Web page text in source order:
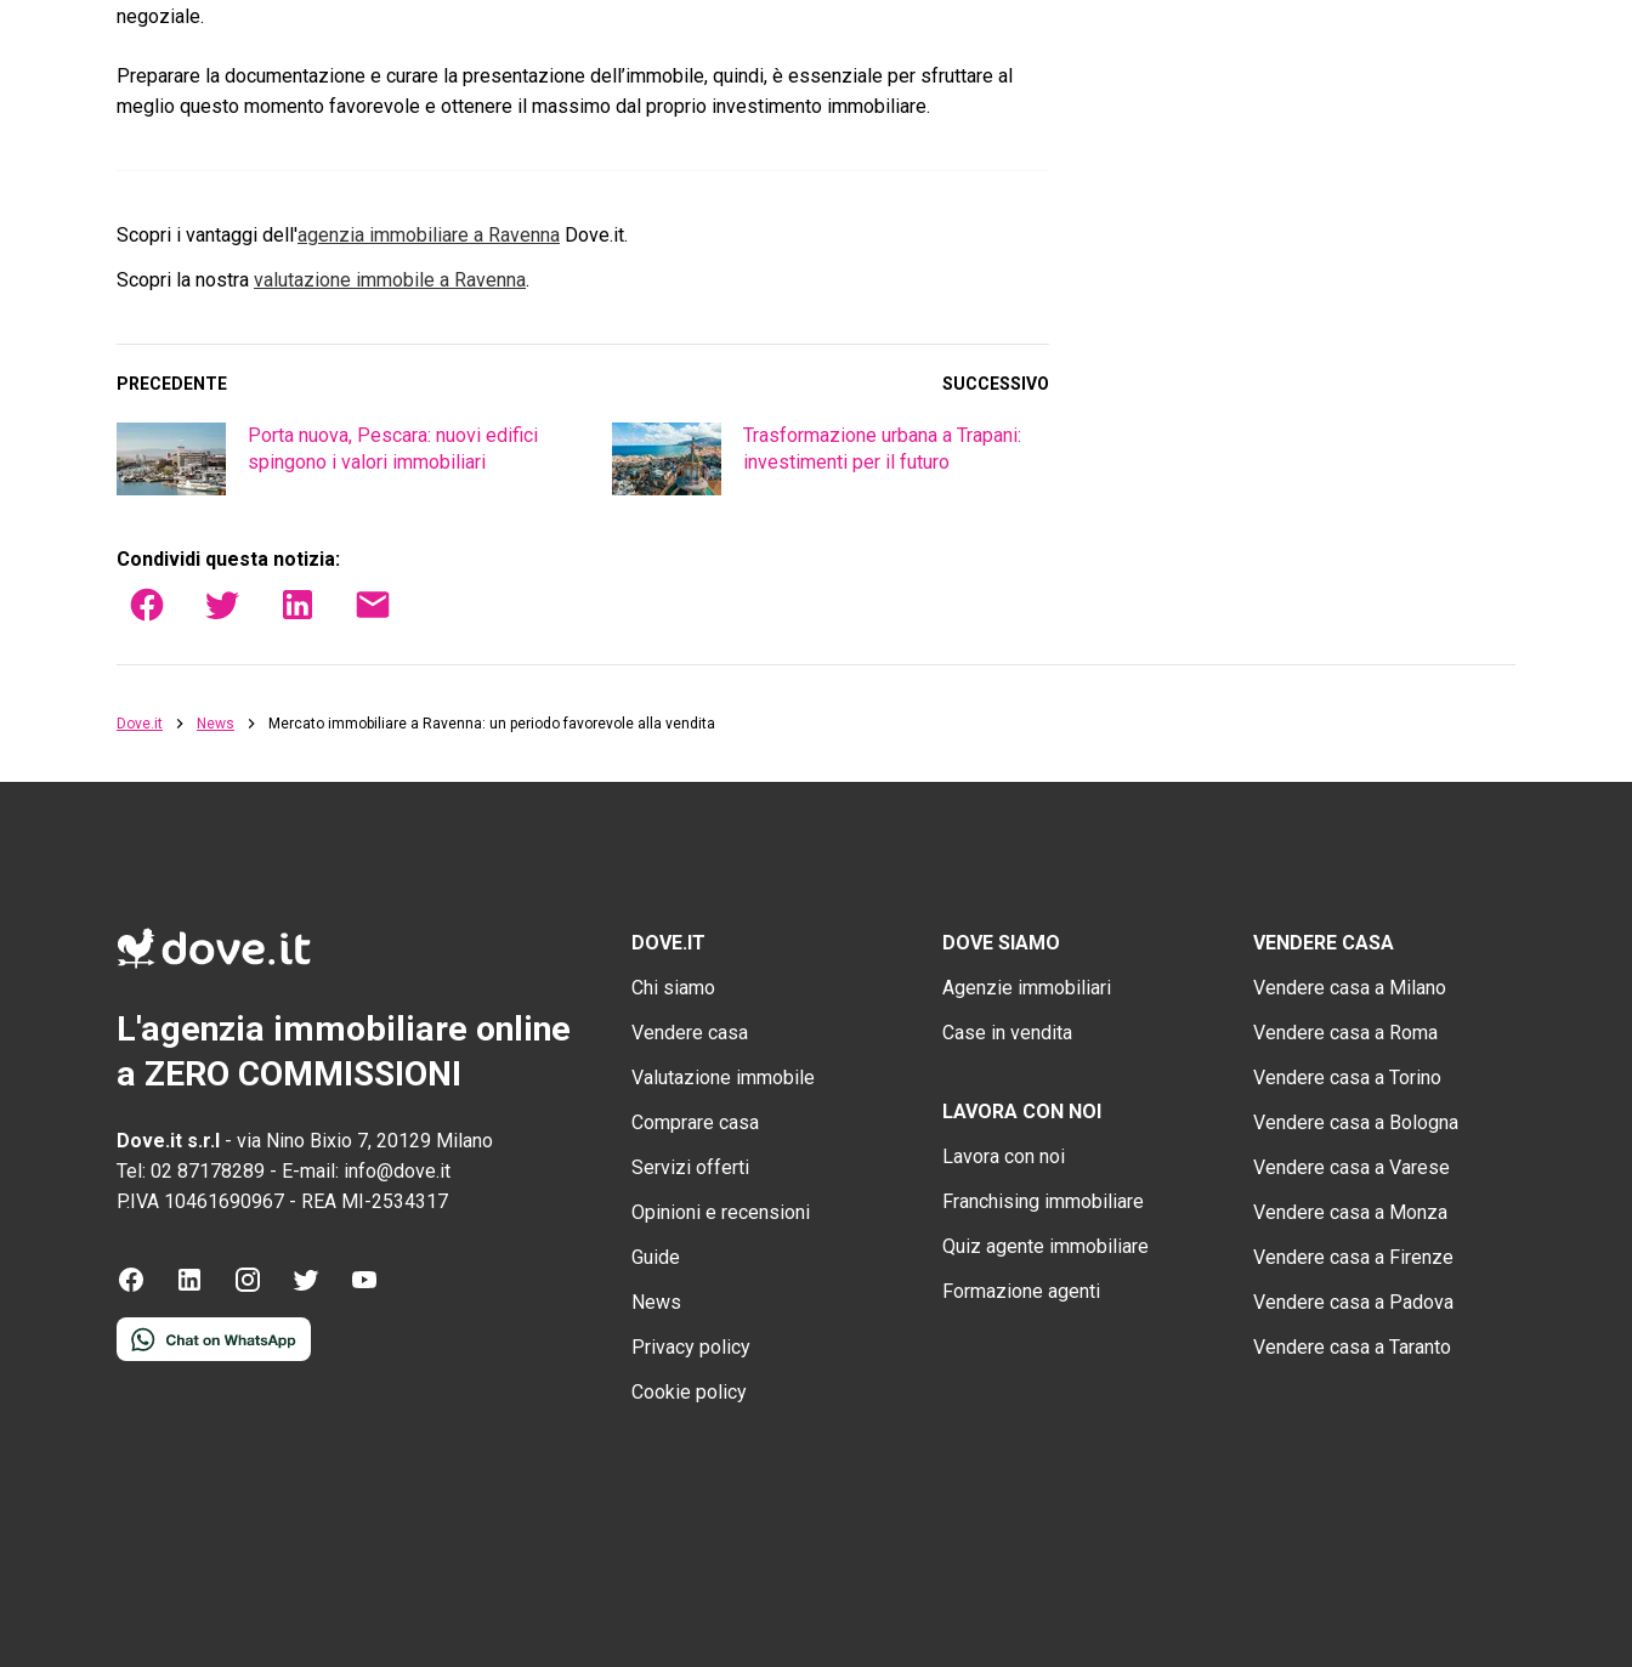
negoziale.
Preparare la documentazione e curare la presentazione dell’immobile, quindi, è essenziale per sfruttare al
meglio questo momento favorevole e ottenere il massimo dal proprio investimento immobiliare.
Scopri i vantaggi dell'agenzia immobiliare a Ravenna Dove.it.
Scopri la nostra valutazione immobile a Ravenna.
PRECEDENTE
Porta nuova, Pescara: nuovi edifici
spingono i valori immobiliari
SUCCESSIVO
Trasformazione urbana a Trapani:
investimenti per il futuro
Condividi questa notizia:
Dove.it News Mercato immobiliare a Ravenna: un periodo favorevole alla vendita
L'agenzia immobiliare online
a ZERO COMMISSIONI
Dove.it s.r.l - via Nino Bixio 7, 20129 Milano
Tel: 02 87178289 - E-mail: info@dove.it
P.IVA 10461690967 - REA MI-2534317
DOVE.IT
Chi siamo
Vendere casa
Valutazione immobile
Comprare casa
Servizi offerti
Opinioni e recensioni
Guide
News
Privacy policy
Cookie policy
DOVE SIAMO
Agenzie immobiliari
Case in vendita
LAVORA CON NOI
Lavora con noi
Franchising immobiliare
Quiz agente immobiliare
Formazione agenti
VENDERE CASA
Vendere casa a Milano
Vendere casa a Roma
Vendere casa a Torino
Vendere casa a Bologna
Vendere casa a Varese
Vendere casa a Monza
Vendere casa a Firenze
Vendere casa a Padova
Vendere casa a Taranto